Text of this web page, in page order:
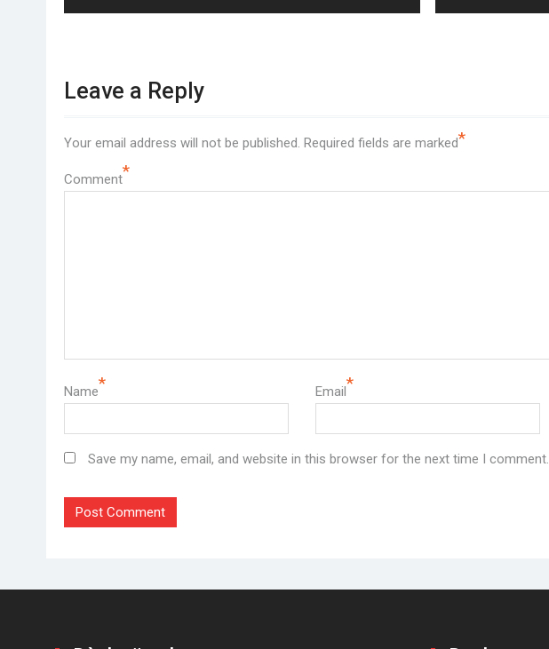
Leave a Reply
Your email address will not be published. Required fields are marked*
Comment*
Name* Email*
Save my name, email, and website in this browser for the next time I comment.